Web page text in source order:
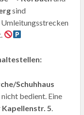
sind
Schuhhaus
nicht bedient. Eine
Kapellenstr. 5